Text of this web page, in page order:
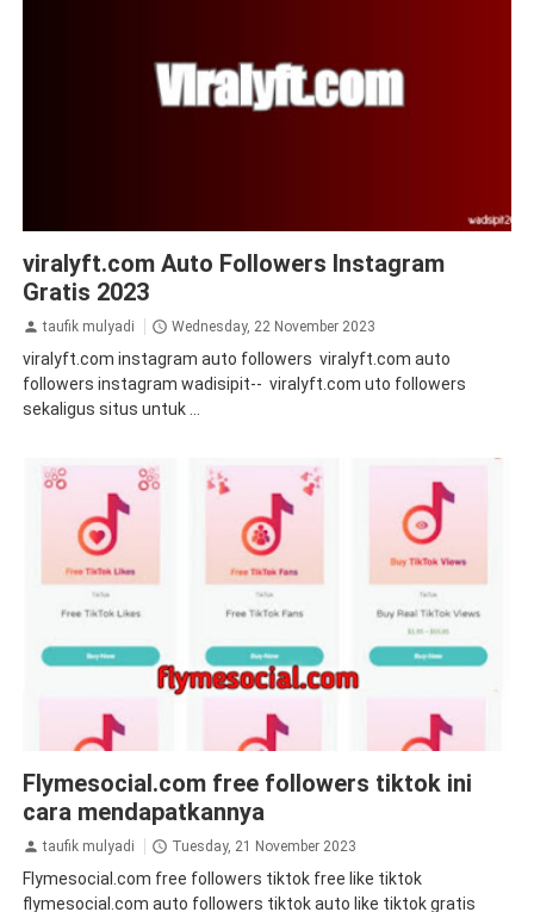
followers instagram followers instagram instan instagram
jasa followers instagram
viralyft.com Auto Followers Instagram
Gratis 2023
taufik mulyadi Wednesday, 22 November 2023
viralyft.com instagram auto followers viralyft.com auto
followers instagram wadisipit-- viralyft.com uto followers
sekaligus situs untuk ...
followers free tiktok followers takipci tiktok tips&trik
tutorial views tiktok views tiktok gratis
Flymesocial.com free followers tiktok ini
cara mendapatkannya
taufik mulyadi Tuesday, 21 November 2023
Flymesocial.com free followers tiktok free like tiktok
flymesocial.com auto followers tiktok auto like tiktok gratis